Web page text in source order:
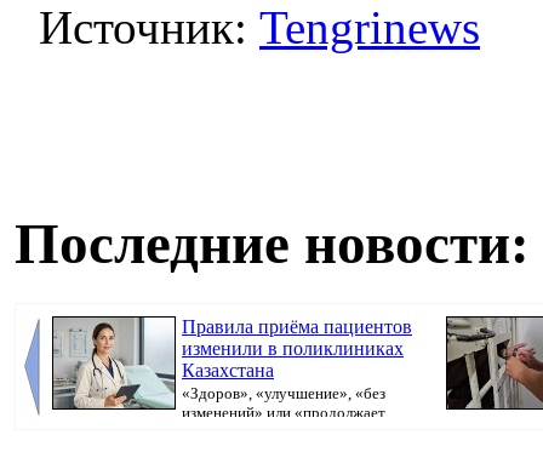
Источник: Tengrinews
Последние новости:
Правила приёма пациентов
изменили в поликлиниках
Казахстана
«Здоров», «улучшение», «без
изменений» или «продолжает